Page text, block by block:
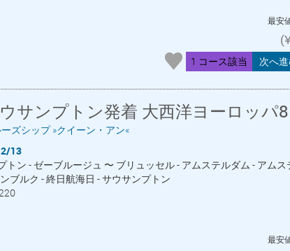
最安
1 コース該当 次へ
サンプトン発着 大西洋ヨーロッパ
ズシップ »クイーン・アン«
13
トン - ゼーブルージュ 〜 ブリュッセル - アムステルダム - アムス
ブルク - 終日航海日 - サウサンプトン
最安